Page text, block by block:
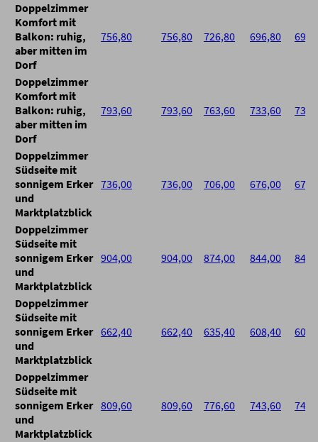
Doppelzimmer
Komfort mit
Balkon: ruhig,
aber mitten im
Dorf
756,80 756,80 726,80 696,80
Doppelzimmer
Komfort mit
Balkon: ruhig,
aber mitten im
Dorf
793,60 793,60 763,60 733,60
Doppelzimmer
Südseite mit
sonnigem Erker
und
Marktplatzblick
736,00 736,00 706,00 676,00
Doppelzimmer
Südseite mit
sonnigem Erker
und
Marktplatzblick
904,00 904,00 874,00 844,00
Doppelzimmer
Südseite mit
sonnigem Erker
und
Marktplatzblick
662,40 662,40 635,40 608,40
Doppelzimmer
Südseite mit
sonnigem Erker
und
Marktplatzblick
809,60 809,60 776,60 743,60